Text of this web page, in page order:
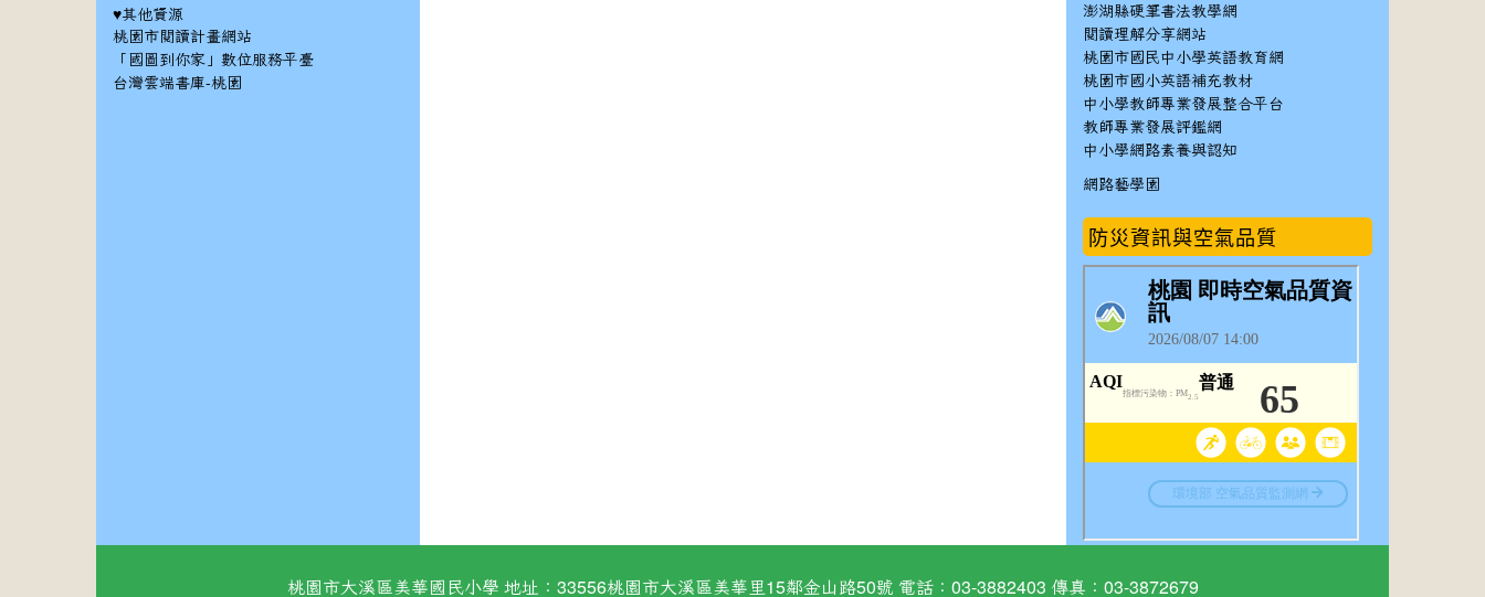
♥其他資源
桃園市閱讀計畫網站
「國圖到你家」數位服務平臺
台灣雲端書庫-桃園
澎湖縣硬筆書法教學網
閱讀理解分享網站
桃園市國民中小學英語教育網
桃園市國小英語補充教材
中小學教師專業發展整合平台
教師專業發展評鑑網
中小學網路素養與認知
網路藝學園
防災資訊與空氣品質
桃園市大溪區美華國民小學 地址：33556桃園市大溪區美華里15鄰金山路50號 電話：03-3882403 傳真：03-3872679